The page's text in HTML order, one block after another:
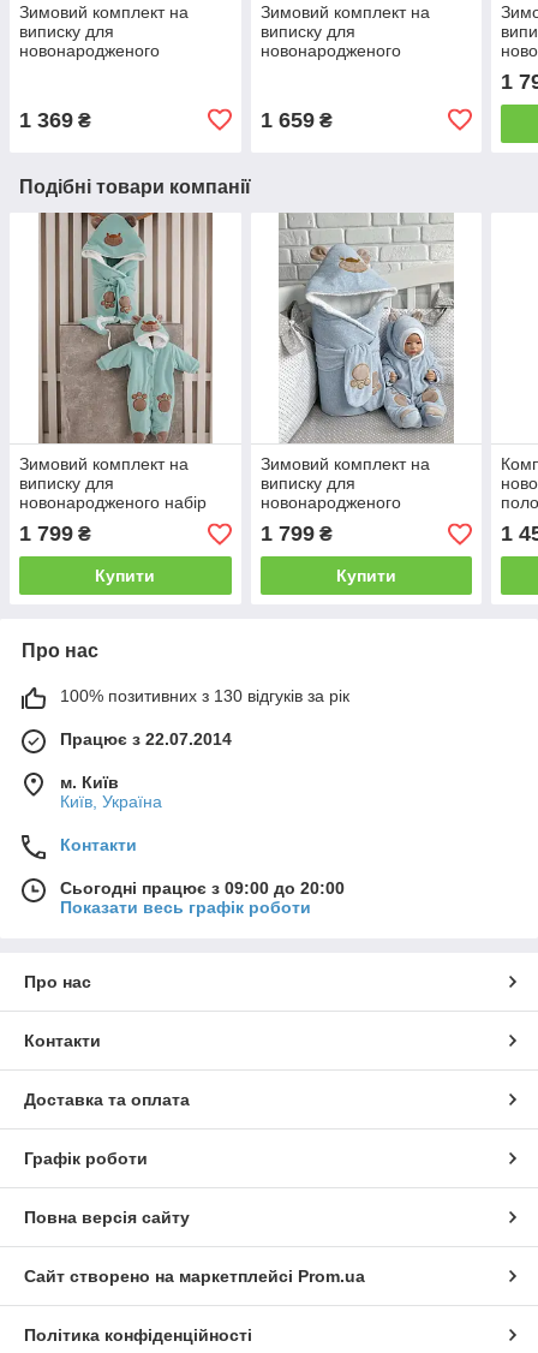
Зимовий комплект на
виписку для
новонародженого
1 369 ₴
Зимовий комплект на
виписку для
новонародженого
1 659₴
1
Подібні товари компанії
Зимовий комплект на
виписку для
новонародженого набір
Панда м'ятний
1 799 ₴
Купити
Зимовий комплект на
виписку для
новонародженого
хлопчика набір Панда
1 799₴
Купити
1
Про нас
100% позитивних з 130 відгуків за рік
Працює з 22.07.2014
м. Київ
Київ, Україна
Контакти
Сьогодні працює з 09:00 до 20:00
Показати весь графік роботи
Про нас
Контакти
Доставка та оплата
Графік роботи
Повна версія сайту
Сайт створено на маркетплейсі Prom.ua
Політика конфіденційності